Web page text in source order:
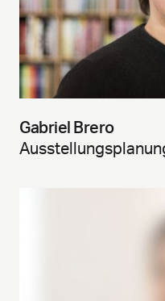
Gabriel Brero